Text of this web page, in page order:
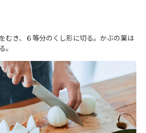
むき、６等分のくし形に切る。かぶの葉は
。